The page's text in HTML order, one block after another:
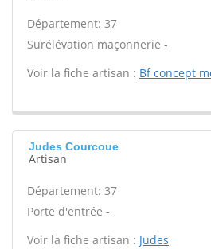
Département: 37
Surélévation maçonnerie -
Voir la fiche artisan : Bf concept
Judes Courcoue
Artisan
Département: 37
Porte d'entrée -
Voir la fiche artisan : Judes